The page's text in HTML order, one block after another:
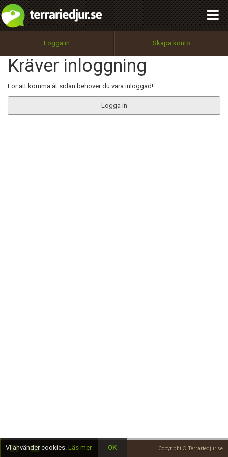
Logga in Skapa konto
Kräver inloggning
För att komma åt sidan behöver du vara inloggad!
Logga in
Copyright © Terrariedjur.se
Utför
100%
OK
integritetspolicy
Namn:
Epost:
Begär nytt lösenord
Tillbaka till förstasidan
Vi använder cookies. Läs mer OK